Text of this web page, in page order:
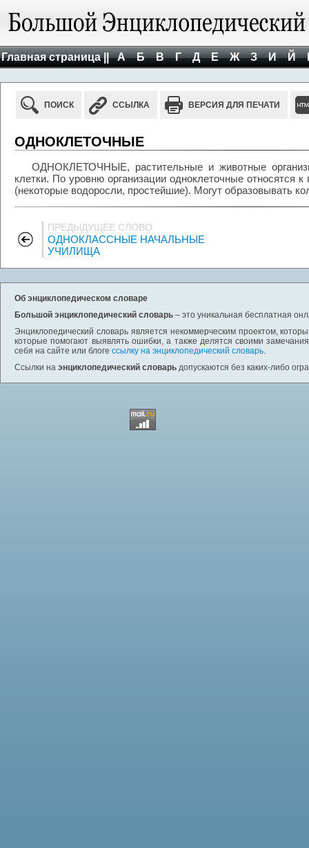
Главная страница || А Б В Г Д Е Ж З И Й
ПОИСК ССЫЛКА ВЕРСИЯ ДЛЯ ПЕЧАТИ
ОДНОКЛЕТОЧНЫЕ
ОДНОКЛЕТОЧНЫЕ, растительные и животные
клетки. По уровню организации одноклеточные относятся
(некоторые водоросли, простейшие). Могут образовывать
ПРЕДЫДУЩЕЕ СЛОВО
ОДНОКЛАССНЫЕ НАЧАЛЬНЫЕ
УЧИЛИЩА
Об энциклопедическом словаре
Большой энциклопедический словарь – это уникальная бесплатная
Энциклопедический словарь является некоммерческим проектом,
которые помогают выявлять ошибки, а также делятся своими
себя на сайте или блоге ссылку на энциклопедический словарь.
Ссылки на энциклопедический словарь допускаются без каких-либо